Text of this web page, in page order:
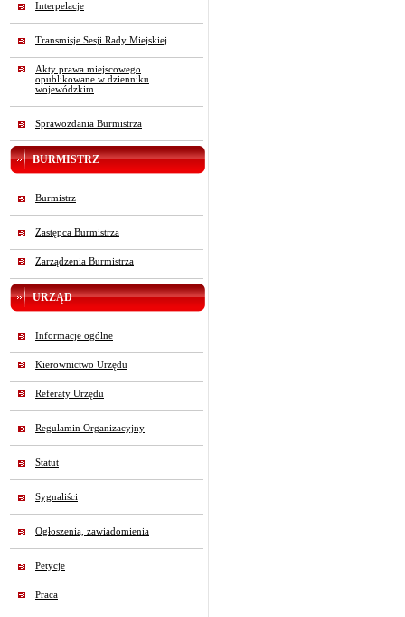
Interpelacje
Transmisje Sesji Rady Miejskiej
Akty prawa miejscowego
opublikowane w dzienniku
wojewódzkim
Sprawozdania Burmistrza
BURMISTRZ
Burmistrz
Zastępca Burmistrza
Zarządzenia Burmistrza
URZĄD
Informacje ogólne
Kierownictwo Urzędu
Referaty Urzędu
Regulamin Organizacyjny
Statut
Sygnaliści
Ogłoszenia, zawiadomienia
Petycje
Praca